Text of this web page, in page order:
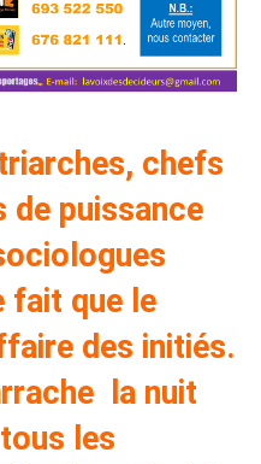
chefs
de puissance
fait que le
des initiés.
la nuit
les